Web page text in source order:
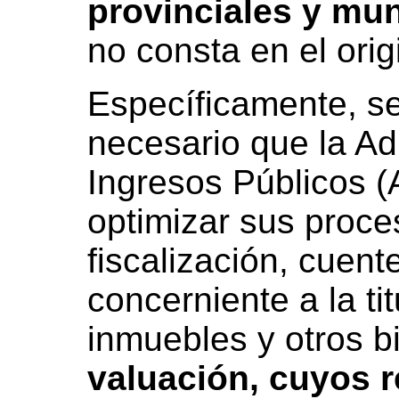
provinciales y
no consta en el
Específicamente,
necesario que la
Ingresos Públicos
optimizar sus
fiscalización,
concerniente a la
inmuebles y otros
valuación, cuyos